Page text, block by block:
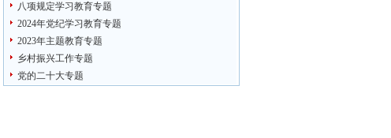
八项规定学习教育专题
2024年党纪学习教育专题
2023年主题教育专题
乡村振兴工作专题
党的二十大专题